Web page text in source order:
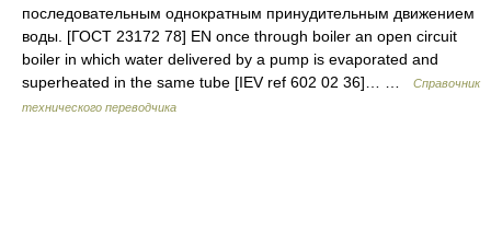
последовательным однократным принудительным движением
воды. [ГОСТ 23172 78] EN once through boiler an open circuit
boiler in which water delivered by a pump is evaporated and
superheated in the same tube [IEV ref 602 02 36]… …
Справочник
технического переводчика